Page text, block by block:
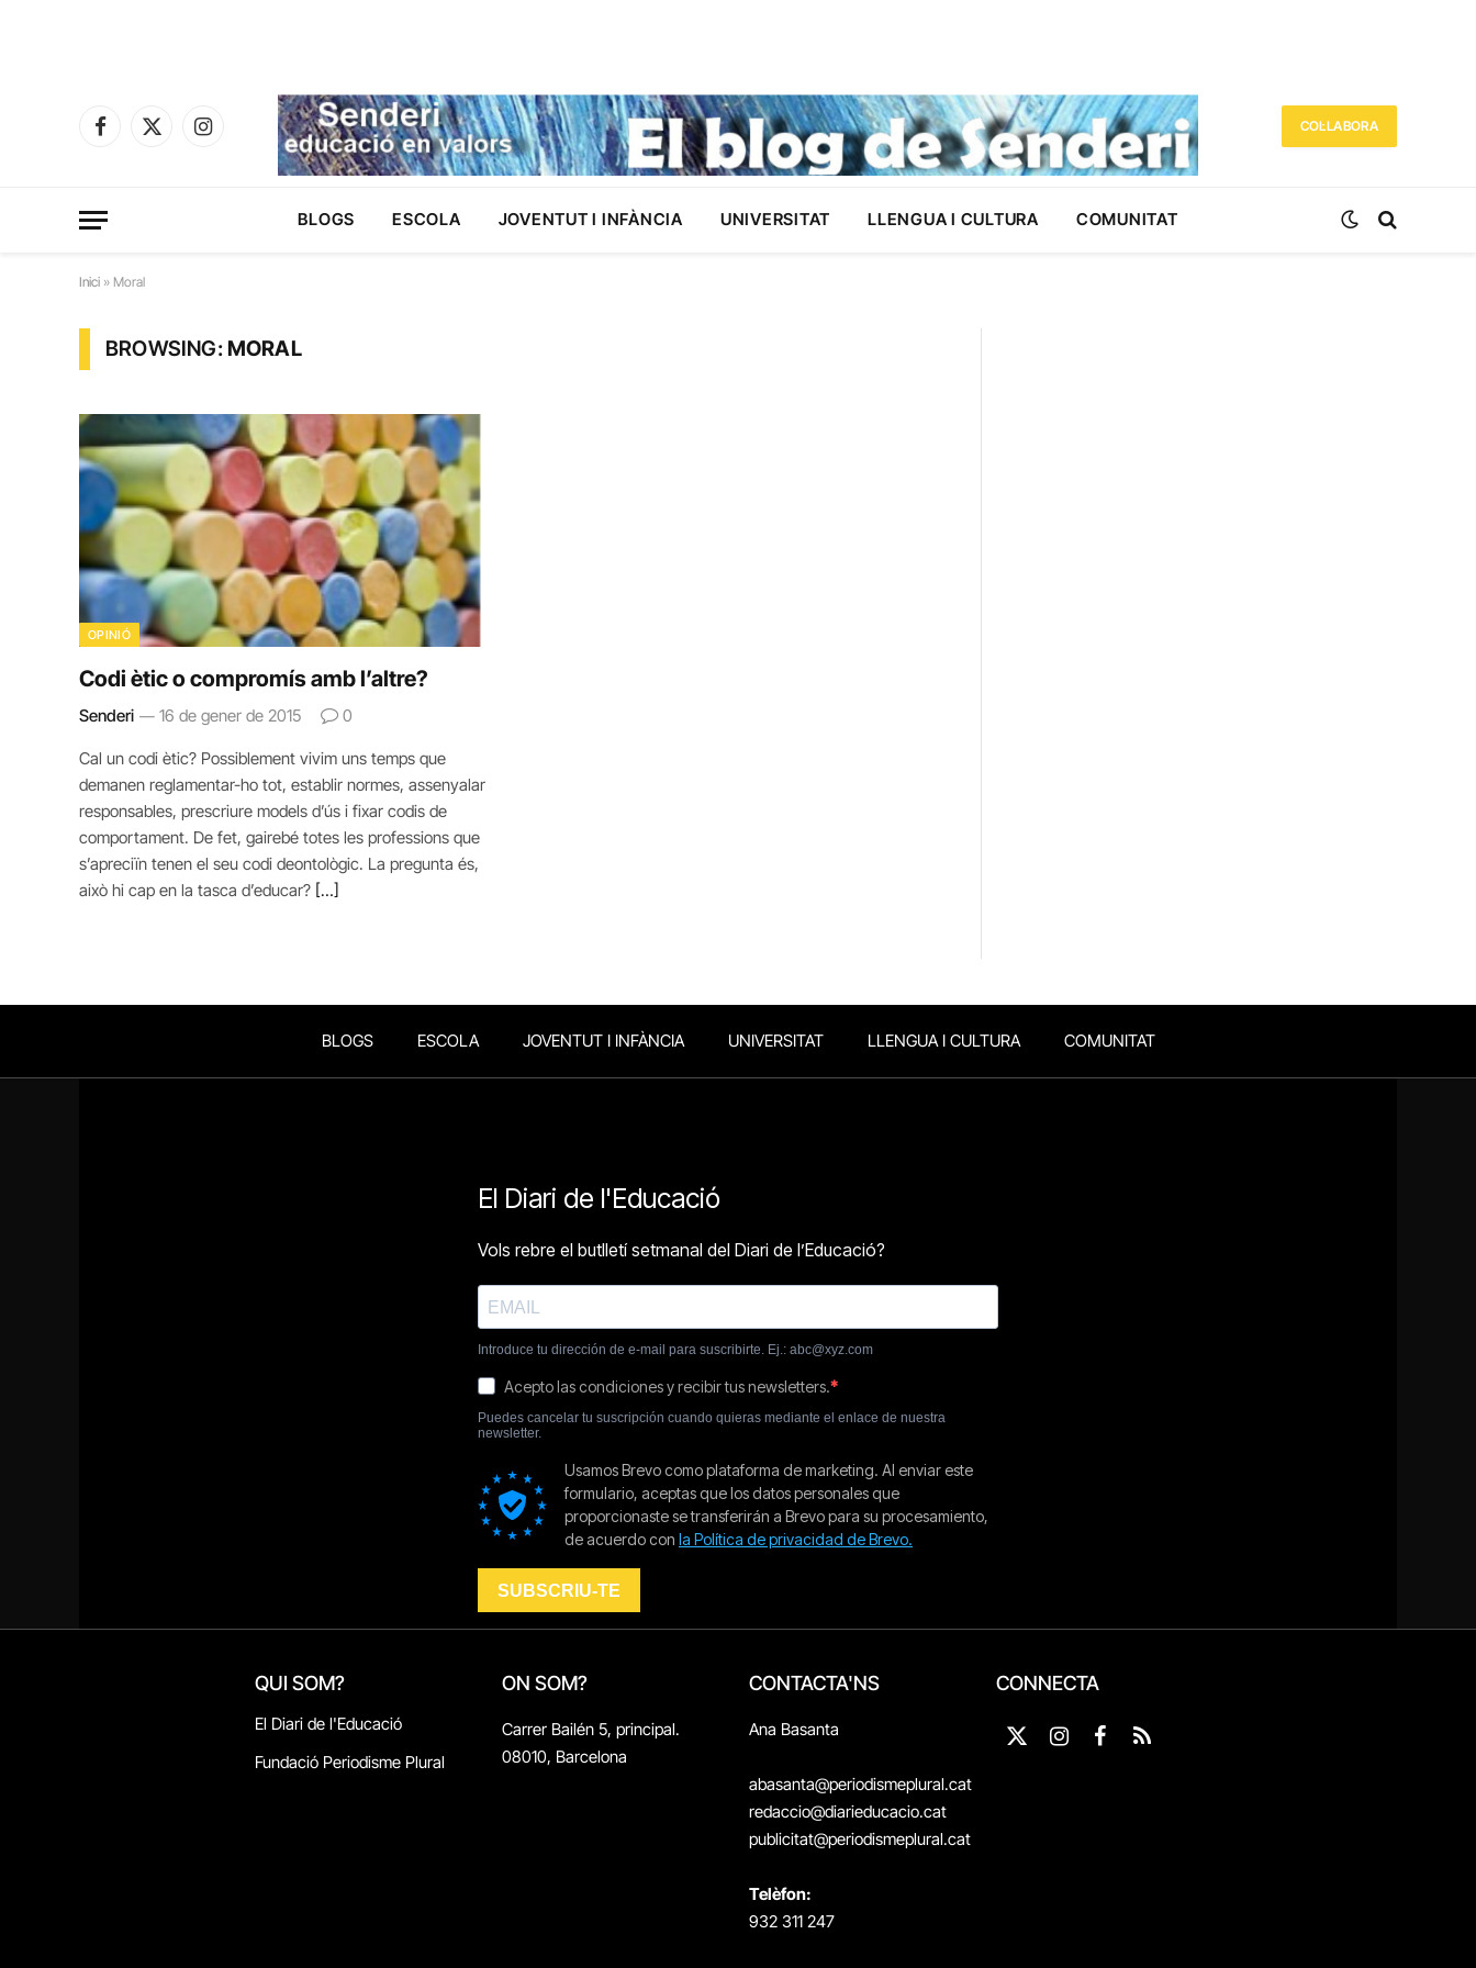
Facebook
X
Instagram
COL·LABORA
BLOGS ESCOLA JOVENTUT I INFÀNCIA UNIVERSITAT LLENGUA I CULTURA COMUNITAT
Inici » Moral
BROWSING:MORAL
OPINIÓ
Codi ètic o compromís amb l’altre?
Senderi 16 de gener de 2015 0
Cal un codi ètic? Possiblement vivim uns temps que
demanen reglamentar-ho tot, establir normes, assenyalar
responsables, prescriure models d’ús i fixar codis de
comportament. De fet, gairebé totes les professions que
s’apreciïn tenen el seu codi deontològic. La pregunta és,
això hi cap en la tasca d’educar? […]
BLOGS ESCOLA JOVENTUT I INFÀNCIA UNIVERSITAT LLENGUA I CULTURA COMUNITAT
QUI SOM?
El Diari de l'Educació
Fundació Periodisme Plural
ON SOM?
Carrer Bailén 5, principal.
08010, Barcelona
CONTACTA'NS
Ana Basanta
abasanta@periodismeplural.cat
redaccio@diarieducacio.cat
publicitat@periodismeplural.cat
Telèfon:
932 311 247
CONNECTA
X
InstagramFacebook
RSS